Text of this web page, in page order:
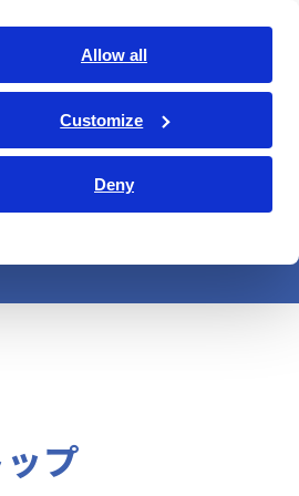
Allow all
Customize
Deny
ナビリティ IR情報
お問い合わせ
プ